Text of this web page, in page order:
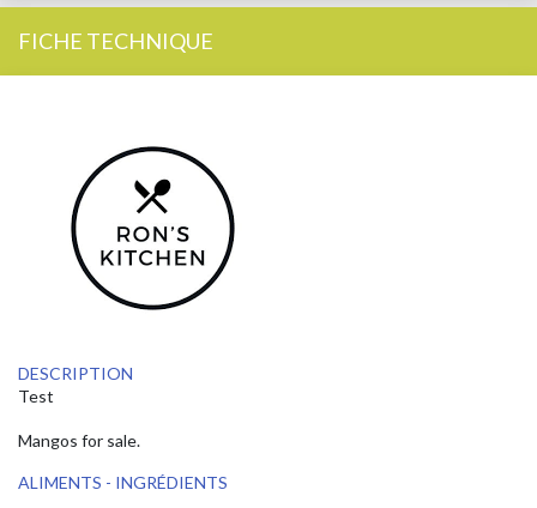
FICHE TECHNIQUE
DESCRIPTION
Test
Mangos for sale.
ALIMENTS - INGRÉDIENTS